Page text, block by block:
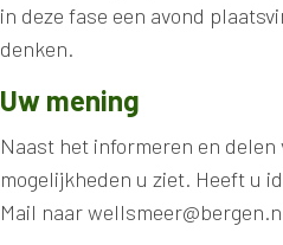
in deze fase een avond
denken.
Uw mening
Naast het informeren en
mogelijkheden u ziet. Heeft u
Mail naar